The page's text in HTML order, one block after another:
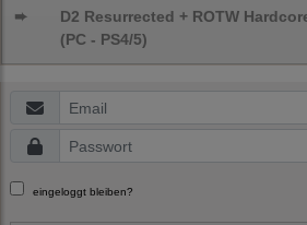
➨
D2 Resurrected + ROTW
(PC - PS4/5)
eingeloggt bleiben?